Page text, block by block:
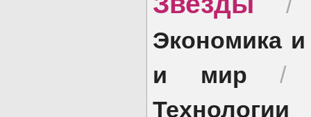
Экономика
и мир
Технологии